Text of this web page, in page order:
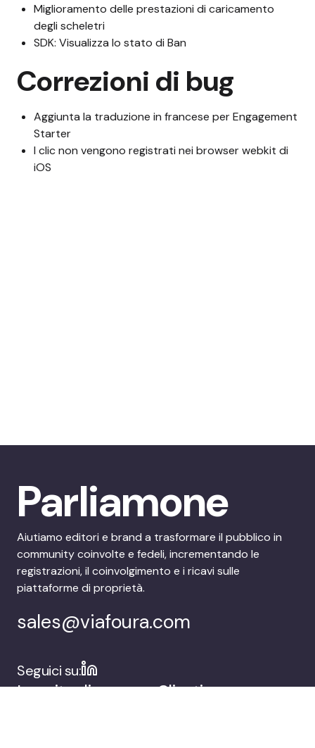
Miglioramento delle prestazioni di caricamento
degli scheletri
SDK: Visualizza lo stato di Ban
Correzioni di bug
Aggiunta la traduzione in francese per Engagement
Starter
I clic non vengono registrati nei browser webkit di
iOS
Parliamone
Aiutiamo editori e brand a trasformare il pubblico in
community coinvolte e fedeli, incrementando le
registrazioni, il coinvolgimento e i ricavi sulle
piattaforme di proprietà.
sales@viafoura.com
Seguici su:
La suite di
Clienti